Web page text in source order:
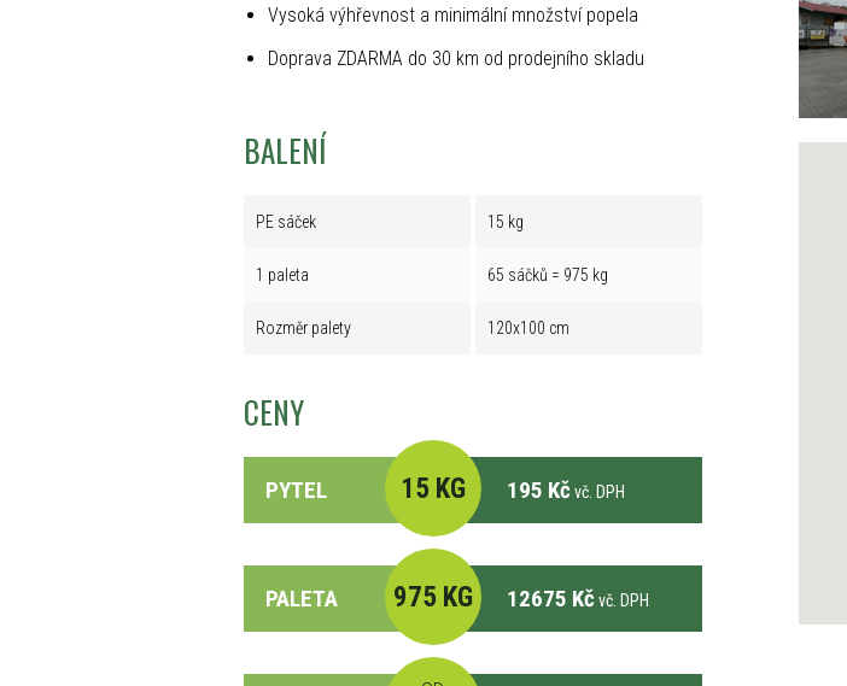
Vysoká výhřevnost a minimální množství popela
Doprava ZDARMA do 30 km od prodejního skladu
BALENÍ
PE sáček 15 kg
1 paleta 65 sáčků = 975 kg
Rozměr palety 120x100 cm
CENY
PYTEL 15 KG 195 Kč vč. DPH
PALETA 975 KG 12675 Kč vč. DPH